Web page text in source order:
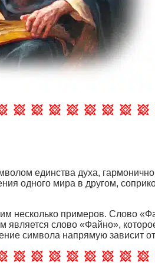
единства духа,
одного мира в другом,
несколько примеров. Слово
слово «Файно»,
символа напрямую зависит